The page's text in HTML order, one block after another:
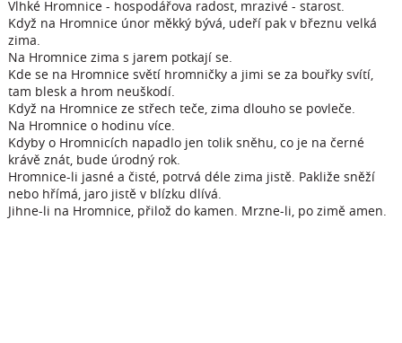
Vlhké Hromnice - hospodářova radost, mrazivé - starost.
Když na Hromnice únor měkký bývá, udeří pak v březnu velká
zima.
Na Hromnice zima s jarem potkají se.
Kde se na Hromnice světí hromničky a jimi se za bouřky svítí,
tam blesk a hrom neuškodí.
Když na Hromnice ze střech teče, zima dlouho se povleče.
Na Hromnice o hodinu více.
Kdyby o Hromnicích napadlo jen tolik sněhu, co je na černé
krávě znát, bude úrodný rok.
Hromnice-li jasné a čisté, potrvá déle zima jistě. Pakliže sněží
nebo hřímá, jaro jistě v blízku dlívá.
Jihne-li na Hromnice, přilož do kamen. Mrzne-li, po zimě amen.